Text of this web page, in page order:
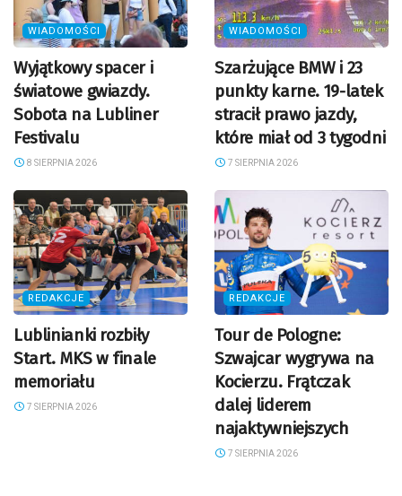
WIADOMOŚCI
Wyjątkowy spacer i
światowe gwiazdy.
Sobota na Lubliner
Festivalu
8 SIERPNIA 2026
WIADOMOŚCI
Szarżujące BMW i 23
punkty karne. 19-latek
stracił prawo jazdy,
które miał od 3 tygodni
7 SIERPNIA 2026
REDAKCJE
Lublinianki rozbiły
Start. MKS w finale
memoriału
7 SIERPNIA 2026
REDAKCJE
Tour de Pologne:
Szwajcar wygrywa na
Kocierzu. Frątczak
dalej liderem
najaktywniejszych
7 SIERPNIA 2026